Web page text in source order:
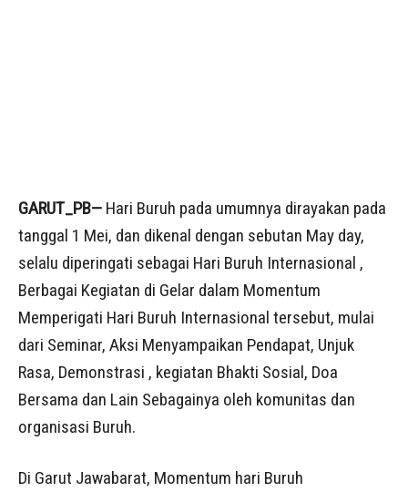
GARUT_PB— Hari Buruh pada umumnya dirayakan pada
tanggal 1 Mei, dan dikenal dengan sebutan May day,
selalu diperingati sebagai Hari Buruh Internasional ,
Berbagai Kegiatan di Gelar dalam Momentum
Memperigati Hari Buruh Internasional tersebut, mulai
dari Seminar, Aksi Menyampaikan Pendapat, Unjuk
Rasa, Demonstrasi , kegiatan Bhakti Sosial, Doa
Bersama dan Lain Sebagainya oleh komunitas dan
organisasi Buruh.
Di Garut Jawabarat, Momentum hari Buruh